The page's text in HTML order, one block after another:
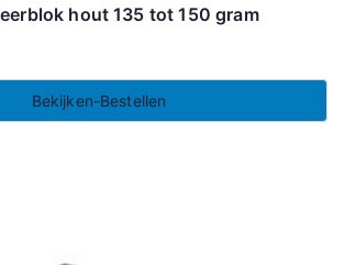
hout 135 tot 150 gram
Bekijken-Bestellen